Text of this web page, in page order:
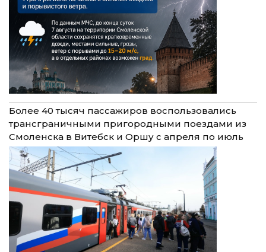
Более 40 тысяч пассажиров воспользовались
трансграничными пригородными поездами из
Смоленска в Витебск и Оршу с апреля по июль